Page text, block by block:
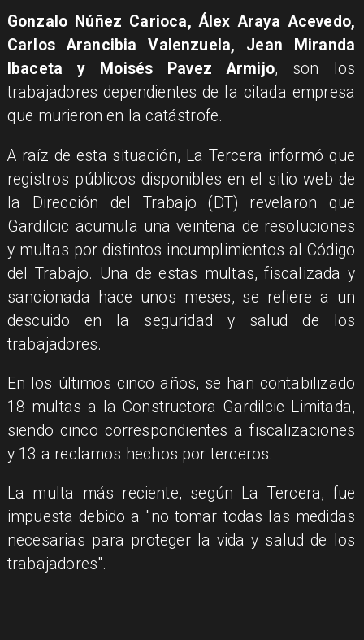
Gonzalo Núñez Carioca, Álex Araya Acevedo,
Carlos Arancibia Valenzuela, Jean Miranda
Ibaceta y Moisés Pavez Armijo, son los
trabajadores dependientes de la citada empresa
que murieron en la catástrofe.
A raíz de esta situación, La Tercera informó que
registros públicos disponibles en el sitio web de
la Dirección del Trabajo (DT) revelaron que
Gardilcic acumula una veintena de resoluciones
y multas por distintos incumplimientos al Código
del Trabajo. Una de estas multas, fiscalizada y
sancionada hace unos meses, se refiere a un
descuido en la seguridad y salud de los
trabajadores.
En los últimos cinco años, se han contabilizado
18 multas a la Constructora Gardilcic Limitada,
siendo cinco correspondientes a fiscalizaciones
y 13 a reclamos hechos por terceros.
La multa más reciente, según La Tercera, fue
impuesta debido a "no tomar todas las medidas
necesarias para proteger la vida y salud de los
trabajadores".